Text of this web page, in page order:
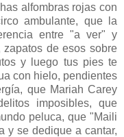
alfombras rojas con
ambulante, que la
entre "a ver" y
de esos sobre
y luego tus pies te
con hielo, pendientes
que Mariah Carey
imposibles, que
peluca, que "Maili
y se dedique a cantar,